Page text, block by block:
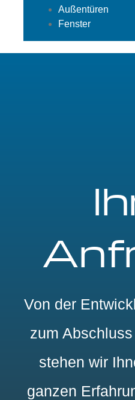
Außentüren
Fenster
Von der
zum
stehen wir
ganzen